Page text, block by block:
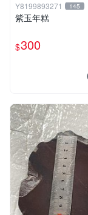
Y8199893271 145
紫玉年糕
$300